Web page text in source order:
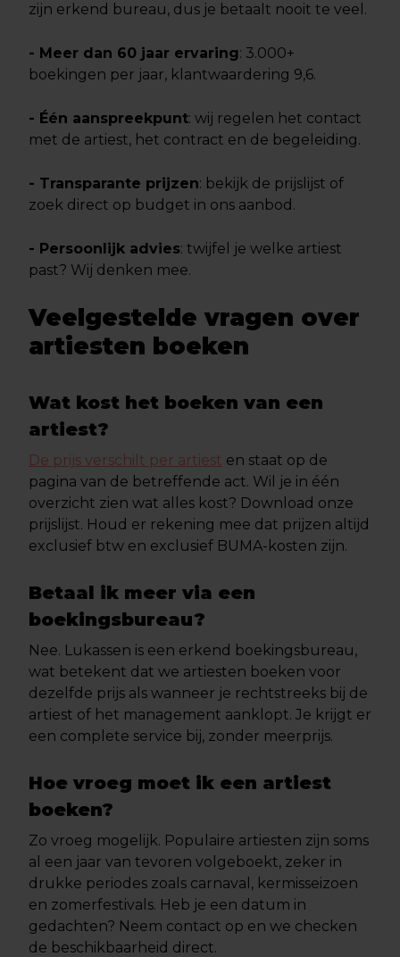
zijn erkend bureau, dus je betaalt nooit te veel.
- Meer dan 60 jaar ervaring: 3.000+
boekingen per jaar, klantwaardering 9,6.
- Één aanspreekpunt: wij regelen het contact
met de artiest, het contract en de begeleiding.
- Transparante prijzen: bekijk de prijslijst of
zoek direct op budget in ons aanbod.
- Persoonlijk advies: twijfel je welke artiest
past? Wij denken mee.
Veelgestelde vragen over
artiesten boeken
Wat kost het boeken van een
artiest?
De prijs verschilt per artiest en staat op de
pagina van de betreffende act. Wil je in één
overzicht zien wat alles kost? Download onze
prijslijst. Houd er rekening mee dat prijzen altijd
exclusief btw en exclusief BUMA-kosten zijn.
Betaal ik meer via een
boekingsbureau?
Nee. Lukassen is een erkend boekingsbureau,
wat betekent dat we artiesten boeken voor
dezelfde prijs als wanneer je rechtstreeks bij de
artiest of het management aanklopt. Je krijgt er
een complete service bij, zonder meerprijs.
Hoe vroeg moet ik een artiest
boeken?
Zo vroeg mogelijk. Populaire artiesten zijn soms
al een jaar van tevoren volgeboekt, zeker in
drukke periodes zoals carnaval, kermisseizoen
en zomerfestivals. Heb je een datum in
gedachten? Neem contact op en we checken
de beschikbaarheid direct.